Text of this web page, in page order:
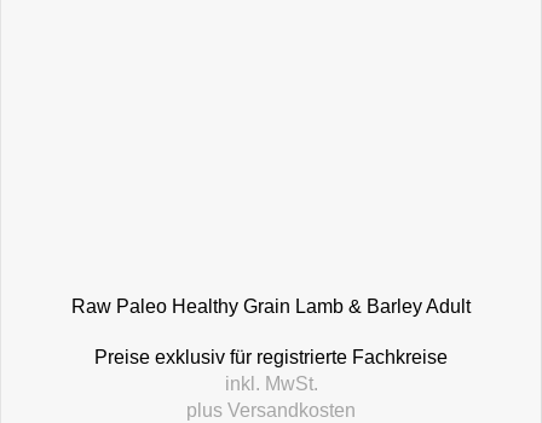
Raw Paleo Healthy Grain Lamb & Barley Adult
Preise exklusiv für registrierte Fachkreise
inkl. MwSt.
plus Versandkosten